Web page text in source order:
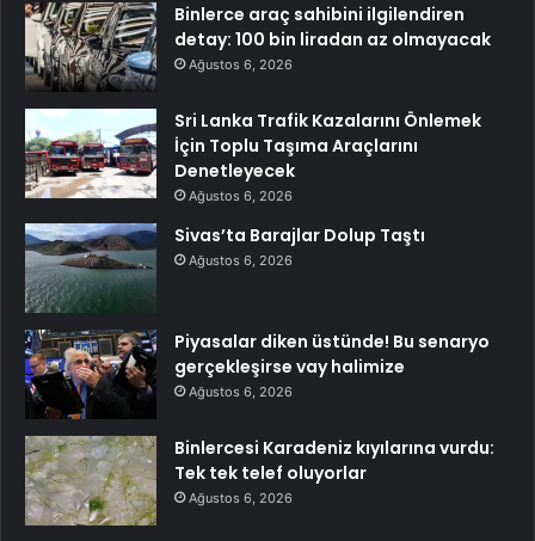
Binlerce araç sahibini ilgilendiren
detay: 100 bin liradan az olmayacak
Ağustos 6, 2026
Sri Lanka Trafik Kazalarını Önlemek
İçin Toplu Taşıma Araçlarını
Denetleyecek
Ağustos 6, 2026
Sivas’ta Barajlar Dolup Taştı
Ağustos 6, 2026
Piyasalar diken üstünde! Bu senaryo
gerçekleşirse vay halimize
Ağustos 6, 2026
Binlercesi Karadeniz kıyılarına vurdu:
Tek tek telef oluyorlar
Ağustos 6, 2026